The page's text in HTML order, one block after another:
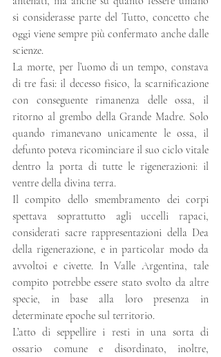
si considerasse parte del Tutto, concetto che
oggi viene sempre più confermato anche dalle
scienze.
La morte, per l’uomo di un tempo, constava
di tre fasi: il decesso fisico, la scarnificazione
con conseguente rimanenza delle ossa, il
ritorno al grembo della Grande Madre. Solo
quando rimanevano unicamente le ossa, il
defunto poteva ricominciare il suo ciclo vitale
dentro la porta di tutte le rigenerazioni: il
ventre della divina terra.
Il compito dello smembramento dei corpi
spettava soprattutto agli uccelli rapaci,
considerati sacre rappresentazioni della Dea
della rigenerazione, e in particolar modo da
avvoltoi e civette. In Valle Argentina, tale
compito potrebbe essere stato svolto da altre
specie, in base alla loro presenza in
determinate epoche sul territorio.
L’atto di seppellire i resti in una sorta di
ossario comune e disordinato, inoltre,